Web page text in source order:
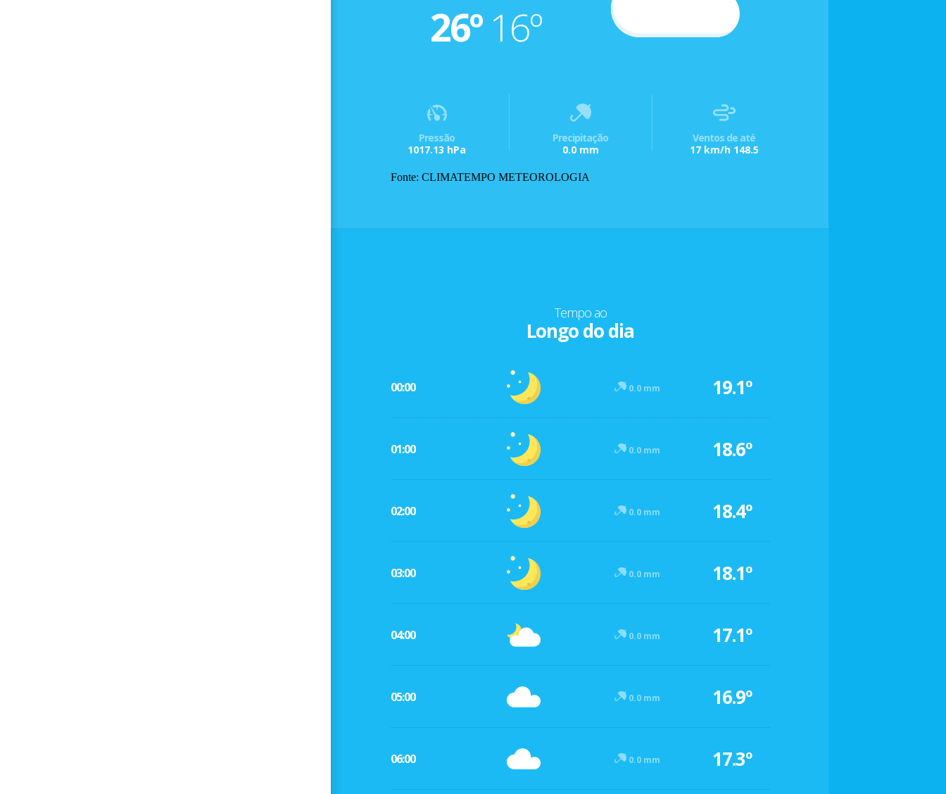
26º16º
Pressão
1017.13 hPa
Precipitação
0.0 mm
Ventos de até
17 km/h 148.5
Fonte: CLIMATEMPO METEOROLOGIA
Tempo ao
Longo do dia
00:00 0.0 mm 19.1º
01:00 0.0 mm 18.6º
02:00 0.0 mm 18.4º
03:00 0.0 mm 18.1º
04:00 0.0 mm 17.1º
05:00 0.0 mm 16.9º
06:00 0.0 mm 17.3º